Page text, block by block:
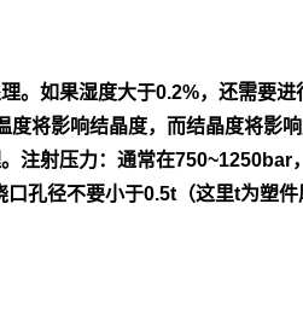
理。如果湿度大于0.2%，还需要
度将影响结晶度，而结晶度将影
注射压力：通常在750~1250bar
口孔径不要小于0.5t（这里t为塑件